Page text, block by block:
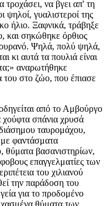
τροχάσει, να βγει απ' τη
ψηλοί, γυαλιστεροί της
ήλιο. Ξαφνικά, τράβηξε
και σηκώθηκε όρθιος
ουρανό. Ψηλά, πολύ ψηλά,
κι αυτά τα πουλιά είναι
αναρωτήθηκε
του στο ζώο, που έπιασε
από το Αμβούργο
χούφτα σπάνια χρυσά
ταυρομάχου,
με φαντάσματα
θύματα βασανιστηρίων,
επαγγελματίες των
του χιλιανού
την παράδοση του
για το προδομένο